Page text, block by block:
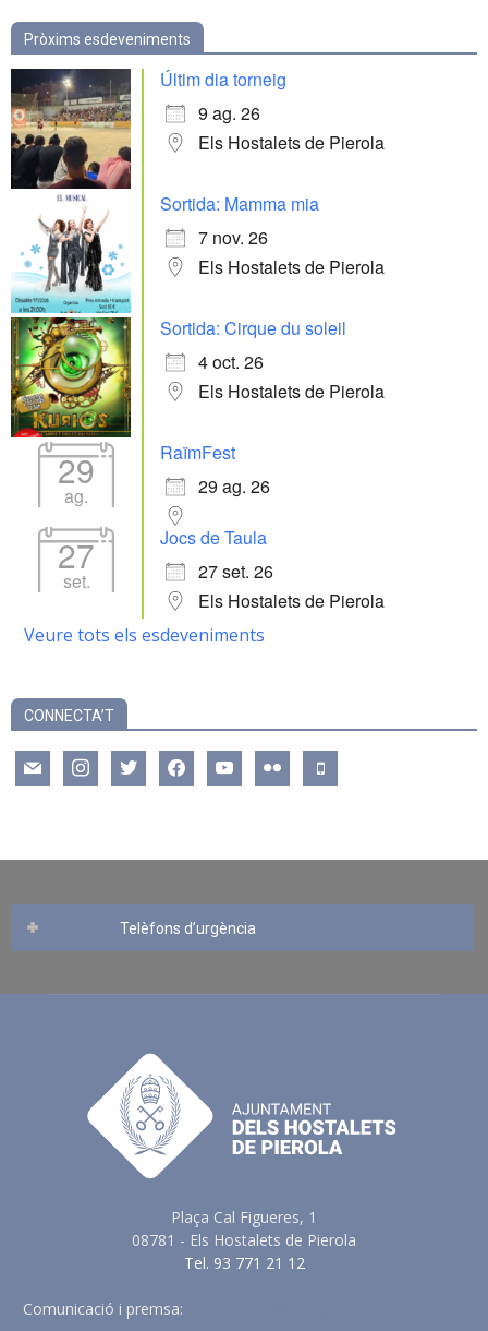
Pròxims esdeveniments
Últim dia torneig
9 ag. 26
Els Hostalets de Pierola
Sortida: Mamma mia
7 nov. 26
Els Hostalets de Pierola
Sortida: Cirque du soleil
4 oct. 26
Els Hostalets de Pierola
29
ag.
RaïmFest
29 ag. 26
27
set.
Jocs de Taula
27 set. 26
Els Hostalets de Pierola
Veure tots els esdeveniments
CONNECTA’T
mail instagramtwitter facebookyoutube flickr mobile
Telèfons d’urgència
Plaça Cal Figueres, 1
08781 - Els Hostalets de Pierola
Tel. 93 771 21 12
Comunicació i premsa: